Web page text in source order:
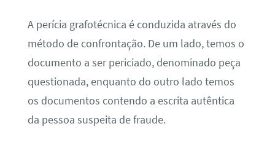
A perícia grafotécnica é conduzida através do
método de confrontação. De um lado, temos o
documento a ser periciado, denominado peça
questionada, enquanto do outro lado temos
os documentos contendo a escrita autêntica
da pessoa suspeita de fraude.